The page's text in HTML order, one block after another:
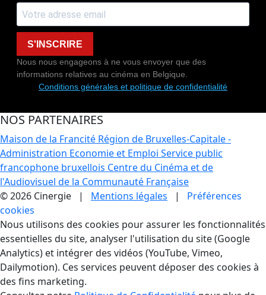
S'INSCRIRE
Nous nous engageons à ne vous envoyer que des
informations relatives au cinéma en Belgique.
Conditions générales et politique de confidentialité
NOS PARTENAIRES
Maison de la Francité Région de Bruxelles-Capitale -
Administration Economie et Emploi Service public
francophone bruxellois Centre du Cinéma et de
l'Audiovisuel de la Communauté Française
© 2026 Cinergie | Mentions légales | Préférences
cookies
Gestion des Cookies
Nous utilisons des cookies pour assurer les fonctionnalités
essentielles du site, analyser l'utilisation du site (Google
Analytics) et intégrer des vidéos (YouTube, Vimeo,
Dailymotion). Ces services peuvent déposer des cookies à
des fins marketing.